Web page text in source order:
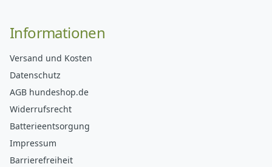
Informationen
Versand und Kosten
Datenschutz
AGB hundeshop.de
Widerrufsrecht
Batterieentsorgung
Impressum
Barrierefreiheit